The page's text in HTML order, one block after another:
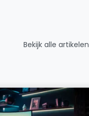
Bekijk alle artikelen